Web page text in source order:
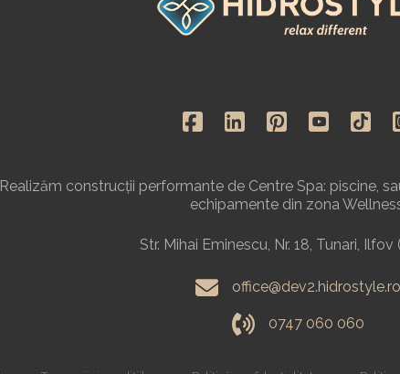
Realizăm construcții performante de Centre Spa: piscine,
echipamente din zona
Str. Mihai Eminescu, Nr. 18, Tunari, Ilfov
office@dev2.hidrostyle.ro
0747 060 060